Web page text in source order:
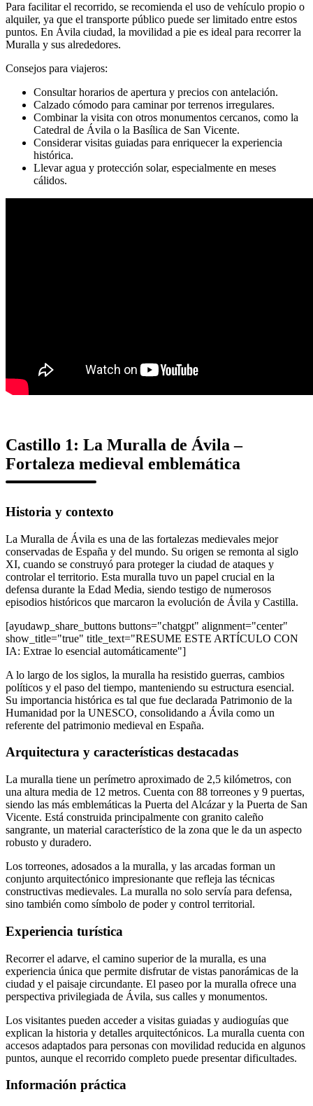
Para facilitar el recorrido, se recomienda el uso de vehículo propio o
alquiler, ya que el transporte público puede ser limitado entre estos
puntos. En Ávila ciudad, la movilidad a pie es ideal para recorrer la
Muralla y sus alrededores.
Consejos para viajeros:
Consultar horarios de apertura y precios con antelación.
Calzado cómodo para caminar por terrenos irregulares.
Combinar la visita con otros monumentos cercanos, como la
Catedral de Ávila o la Basílica de San Vicente.
Considerar visitas guiadas para enriquecer la experiencia
histórica.
Llevar agua y protección solar, especialmente en meses
cálidos.
Castillo 1: La Muralla de Ávila –
Fortaleza medieval emblemática
Historia y contexto
La Muralla de Ávila es una de las fortalezas medievales mejor
conservadas de España y del mundo. Su origen se remonta al siglo
XI, cuando se construyó para proteger la ciudad de ataques y
controlar el territorio. Esta muralla tuvo un papel crucial en la
defensa durante la Edad Media, siendo testigo de numerosos
episodios históricos que marcaron la evolución de Ávila y Castilla.
[ayudawp_share_buttons buttons="chatgpt" alignment="center"
show_title="true" title_text="RESUME ESTE ARTÍCULO CON
IA: Extrae lo esencial automáticamente"]
A lo largo de los siglos, la muralla ha resistido guerras, cambios
políticos y el paso del tiempo, manteniendo su estructura esencial.
Su importancia histórica es tal que fue declarada Patrimonio de la
Humanidad por la UNESCO, consolidando a Ávila como un
referente del patrimonio medieval en España.
Arquitectura y características destacadas
La muralla tiene un perímetro aproximado de 2,5 kilómetros, con
una altura media de 12 metros. Cuenta con 88 torreones y 9 puertas,
siendo las más emblemáticas la Puerta del Alcázar y la Puerta de San
Vicente. Está construida principalmente con granito caleño
sangrante, un material característico de la zona que le da un aspecto
robusto y duradero.
Los torreones, adosados a la muralla, y las arcadas forman un
conjunto arquitectónico impresionante que refleja las técnicas
constructivas medievales. La muralla no solo servía para defensa,
sino también como símbolo de poder y control territorial.
Experiencia turística
Recorrer el adarve, el camino superior de la muralla, es una
experiencia única que permite disfrutar de vistas panorámicas de la
ciudad y el paisaje circundante. El paseo por la muralla ofrece una
perspectiva privilegiada de Ávila, sus calles y monumentos.
Los visitantes pueden acceder a visitas guiadas y audioguías que
explican la historia y detalles arquitectónicos. La muralla cuenta con
accesos adaptados para personas con movilidad reducida en algunos
puntos, aunque el recorrido completo puede presentar dificultades.
Información práctica